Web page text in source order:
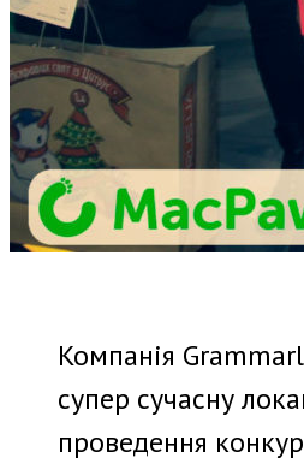
Компанія
супер сучасну
проведення